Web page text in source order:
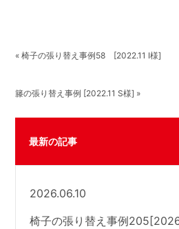
« 椅子の張り替え事例58 [2022.11 I様]
籐の張り替え事例 [2022.11 S様] »
最新の記事
2026.06.10
椅子の張り替え事例